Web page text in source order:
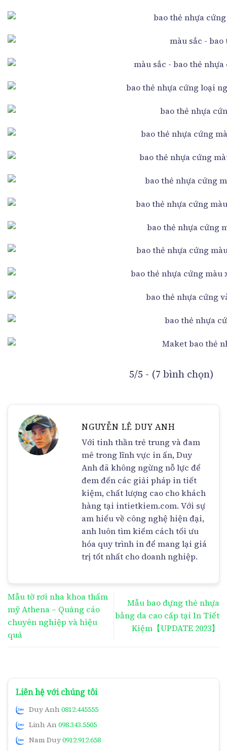
5/5 - (7 bình chọn)
NGUYỄN LÊ DUY ANH
Với tinh thần trẻ trung và đam
mê trong lĩnh vực in ấn, Duy
Anh đã không ngừng nỗ lực để
đem đến các giải pháp in tiết
kiệm, chất lượng cao cho khách
hàng tại intietkiem.com. Với sự
am hiểu về công nghệ hiện đại,
anh luôn tìm kiếm cách tối ưu
hóa quy trình in để mang lại giá
trị tốt nhất cho doanh nghiệp.
Mẫu tờ rơi nha khoa thẩm
mỹ Athena – Quảng cáo
chuyên nghiệp và hiệu
quả
Mẫu bao đựng thẻ nhựa
bằng da cao cấp tại In Tiết
Kiệm【UPDATE 2023】
Liên hệ với chúng tôi
Duy Anh 0812.445555
Linh An 098.343.5505
Nam Duy0912.912.658